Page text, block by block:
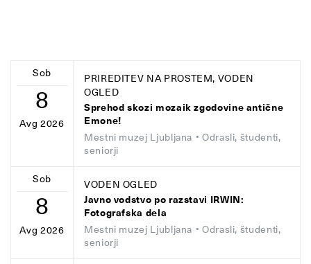
Sob
8
Avg 2026
PRIREDITEV NA PROSTEM, VODEN
OGLED
Sprehod skozi mozaik zgodovine antične
Emone!
Mestni muzej Ljubljana • Odrasli, študenti,
seniorji
Sob
8
Avg 2026
VODEN OGLED
Javno vodstvo po razstavi IRWIN:
Fotografska dela
Mestni muzej Ljubljana • Odrasli, študenti,
seniorji